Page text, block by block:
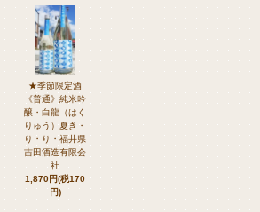
★季節限定酒
《普通》純米吟
醸・白龍（はく
りゅう）夏き・
り・り・福井県
吉田酒造有限会
社
1,870円(税170
円)